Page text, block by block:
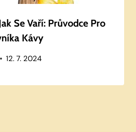
Se Vaří: Průvodce Pro
Kávy
12. 7. 2024